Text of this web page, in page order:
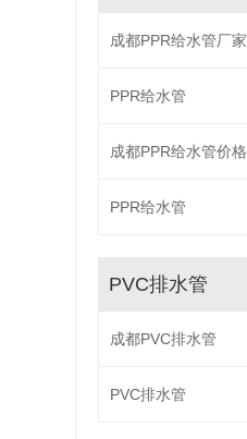
成都PPR给水管厂家
PPR给水管
成都PPR给水管价格
PPR给水管
PVC排水管
成都PVC排水管
PVC排水管